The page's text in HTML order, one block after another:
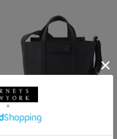
ZATTU